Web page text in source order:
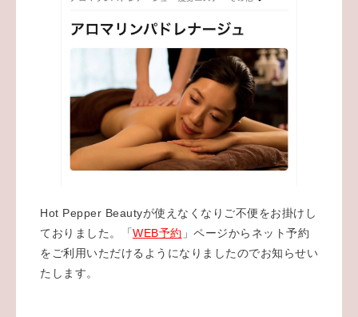
Hot Pepper Beautyが使えなくなりご不便をお掛けし
ておりました。「WEB予約 」ページからネット予約
をご利用いただけるようになりましたのでお知らせい
たします。